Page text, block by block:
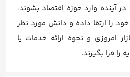
آینده وارد حوزه اقتصاد بشوند،
را ارتقا داده و دانش مورد نظر
امروزی و نحوه ارائه خدمات یا
فرا بگیرند.